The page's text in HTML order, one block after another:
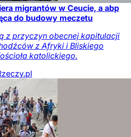
migrantów w Ceucie, a abp
do budowy meczetu
z przyczyn obecnej kapitulacji
z Afryki i Bliskiego
katolickiego.